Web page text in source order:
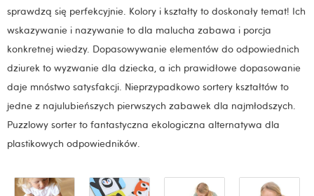
sprawdzą się perfekcyjnie. Kolory i kształty to doskonały temat! Ich
wskazywanie i nazywanie to dla malucha zabawa i porcja
konkretnej wiedzy. Dopasowywanie elementów do odpowiednich
dziurek to wyzwanie dla dziecka, a ich prawidłowe dopasowanie
daje mnóstwo satysfakcji. Nieprzypadkowo sortery kształtów to
jedne z najulubieńszych pierwszych zabawek dla najmłodszych.
Puzzlowy sorter to fantastyczna ekologiczna alternatywa dla
plastikowych odpowiedników.